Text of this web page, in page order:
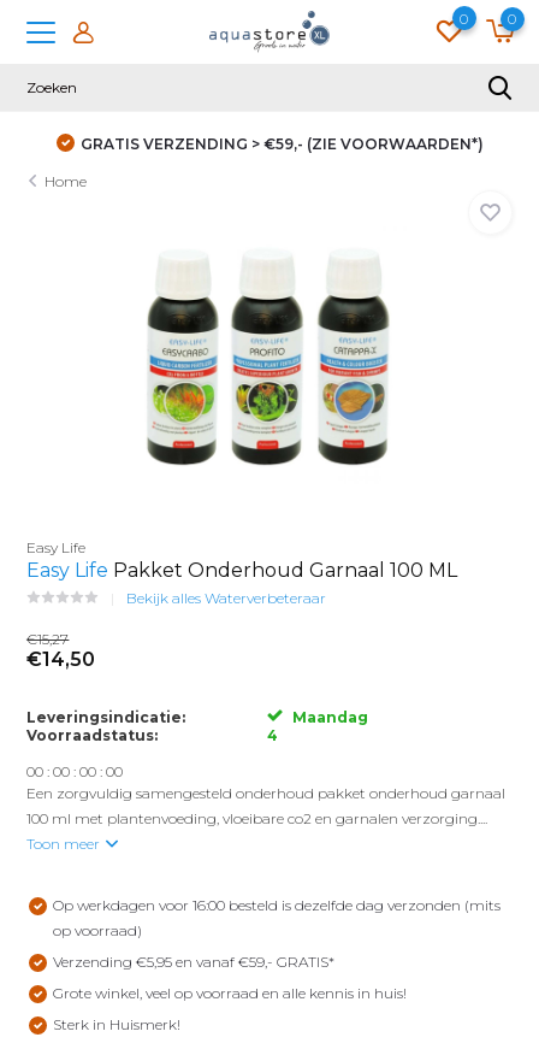
0 0
GRATIS VERZENDING > €59,- (ZIE VOORWAARDEN*)
Home
Easy Life
Easy Life Pakket Onderhoud Garnaal 100 ML
Bekijk alles Waterverbeteraar
€15,27
€14,50
Leveringsindicatie:
Maandag
Voorraadstatus:
4
00 :00 :00 :00
Een zorgvuldig samengesteld onderhoud pakket onderhoud garnaal
100 ml met plantenvoeding, vloeibare co2 en garnalen verzorging....
Toon meer
Op werkdagen voor 16:00 besteld is dezelfde dag verzonden (mits
op voorraad)
Verzending €5,95 en vanaf €59,- GRATIS*
Grote winkel, veel op voorraad en alle kennis in huis!
Sterk in Huismerk!